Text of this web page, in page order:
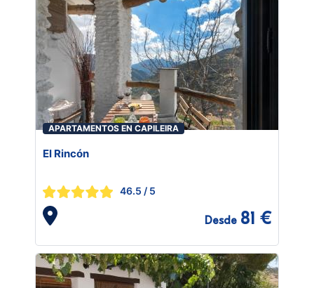
APARTAMENTOS EN CAPILEIRA
El Rincón
46.5 / 5
Desde 81 €